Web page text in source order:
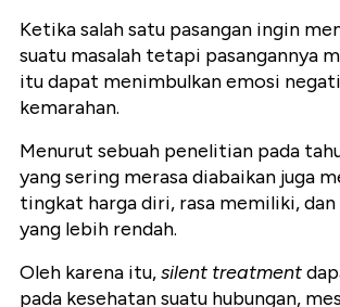
Ketika salah satu pasangan ingin
suatu masalah tetapi pasangannya
itu dapat menimbulkan emosi
kemarahan.
Menurut sebuah penelitian pada
yang sering merasa diabaikan juga
tingkat harga diri, rasa memiliki,
yang lebih rendah.
Oleh karena itu,silent treatment
pada kesehatan suatu hubungan,